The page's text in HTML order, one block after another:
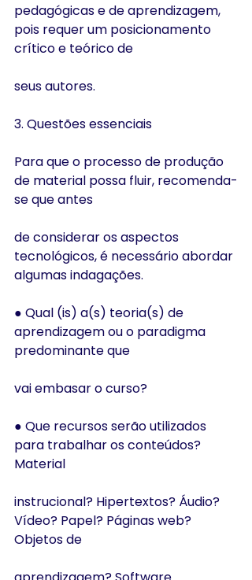
pedagógicas e de aprendizagem,
pois requer um posicionamento
crítico e teórico de
seus autores.
3. Questões essenciais
Para que o processo de produção
de material possa fluir, recomenda-
se que antes
de considerar os aspectos
tecnológicos, é necessário abordar
algumas indagações.
● Qual (is) a(s) teoria(s) de
aprendizagem ou o paradigma
predominante que
vai embasar o curso?
● Que recursos serão utilizados
para trabalhar os conteúdos?
Material
instrucional? Hipertextos? Áudio?
Vídeo? Papel? Páginas web?
Objetos de